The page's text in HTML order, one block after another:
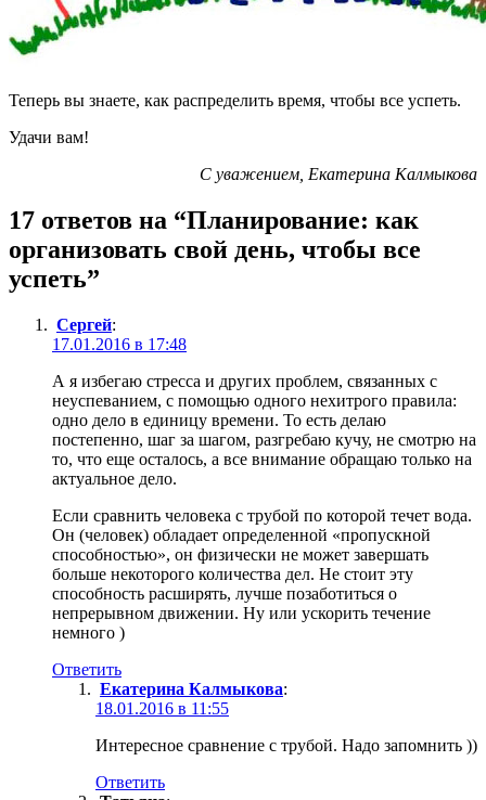
Теперь вы знаете, как распределить время, чтобы все успеть.
Удачи вам!
С уважением, Екатерина Калмыкова
17 ответов на “Планирование: как
организовать свой день, чтобы все
успеть”
Сергей:
17.01.2016 в 17:48
А я избегаю стресса и других проблем, связанных с
неуспеванием, с помощью одного нехитрого правила:
одно дело в единицу времени. То есть делаю
постепенно, шаг за шагом, разгребаю кучу, не смотрю на
то, что еще осталось, а все внимание обращаю только на
актуальное дело.
Если сравнить человека с трубой по которой течет вода.
Он (человек) обладает определенной «пропускной
способностью», он физически не может завершать
больше некоторого количества дел. Не стоит эту
способность расширять, лучше позаботиться о
непрерывном движении. Ну или ускорить течение
немного )
Ответить
Екатерина Калмыкова:
18.01.2016 в 11:55
Интересное сравнение с трубой. Надо запомнить ))
Ответить